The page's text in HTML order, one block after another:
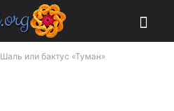
Шаль или бактус «Туман»